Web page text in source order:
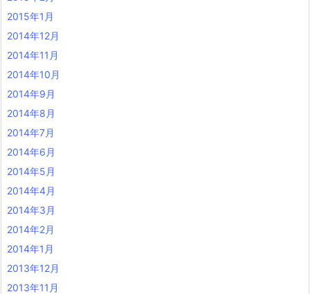
2015年1月
2014年12月
2014年11月
2014年10月
2014年9月
2014年8月
2014年7月
2014年6月
2014年5月
2014年4月
2014年3月
2014年2月
2014年1月
2013年12月
2013年11月